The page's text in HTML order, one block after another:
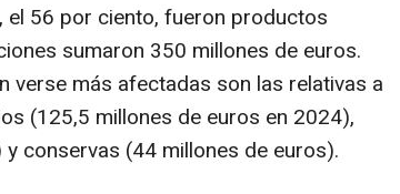
el 56 por ciento, fueron productos
sumaron 350 millones de euros.
verse más afectadas son las relativas a
(125,5 millones de euros en 2024),
conservas (44 millones de euros).